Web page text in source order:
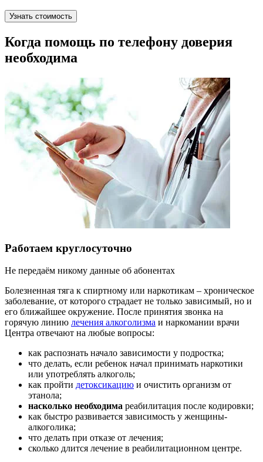
Узнать стоимость
Когда помощь по телефону доверия
необходима
Работаем круглосуточно
Не передаём никому данные об абонентах
Болезненная тяга к спиртному или наркотикам – хроническое
заболевание, от которого страдает не только зависимый, но и
его ближайшее окружение. После принятия звонка на
горячую линию лечения алкоголизма и наркомании врачи
Центра отвечают на любые вопросы:
как распознать начало зависимости у подростка;
что делать, если ребенок начал принимать наркотики
или употреблять алкоголь;
как пройти детоксикацию и очистить организм от
этанола;
насколько необходима реабилитация после кодировки;
как быстро развивается зависимость у женщины-
алкоголика;
что делать при отказе от лечения;
сколько длится лечение в реабилитационном центре.